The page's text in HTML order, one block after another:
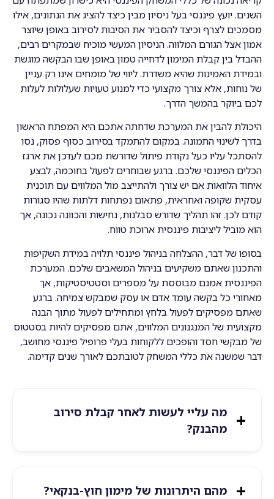
השנים. יועץ פיננסי בעל ניסיון מבין כיצד להציג את הנתונים, אילו
מסמכים לצרף וכיצד להסביר את הסיבות לסירוב באופן שיוצר
אמון אצל הגורם המלווה. הניסיון המעשי מוכיח שבמקרים רבים,
ההבדל בין קבלת המימון לדחייה טמון באופן שבו הבקשה מוגשת
ובמידת האמינות שהיא משדרת. ליווי של מומחים אינו רק עניין
של נוחות, אלא צורך מקצועי כדי למנוע טעויות שעלולות לעלות
לכם ביוקר בהמשך הדרך.
היכולת להבין את המערכת שדחתה אתכם היא המפתח הראשון
בדרך לשינוי התמונה. במקום להתמקד בסירוב כסוף פסוק, נסו
להסתכל עליו כעל נקודת פיתול שדורשת מכם לעדכן את ארגז
הכלים הפיננסי שלכם. ברגע שבוחרים לפעול בחוכמה, לבצע
איחוד הלוואות אם יש צורך ולהתייצב מול המלווים עם תוכנית
עסקית שקופה ואחראית, פתאום נפתחות דלתות שהיו סגורות
קודם לכן. זהו תהליך שדורש סבלנות, נחישות והכוונה נכונה, אך
הוא מוביל ליציבות פיננסית ארוכת טווח.
בסופו של דבר, ההצלחה בניהול פיננסי תלויה במידת השקיפות
והתכנון שאתם משקיעים בניהול המשאבים שלכם. המערכת
הפיננסית אמנם מבוססת על מספרים וסטטיסטיקות, אך
מאחורי כל בקשה עומד אדם או עסק שמבקש צמיחה. ברגע
שאתם מפסיקים לפעול בלחץ ומתחילים לפעול מתוך הבנה
מקצועית של המנגנונים המלווים, אתם מפסיקים להיות בסטטוס
של מבקשי חסד והופכים ללקוחות בעלי פרופיל פיננסי מחושב,
דבר שמשנה את כללי המשחק לטובתכם לאורך שנים קדימה.
מה עליי לעשות לאחר קבלת סירוב
מהבנק?
מהם היתרונות של מימון חוץ-בנקאי?